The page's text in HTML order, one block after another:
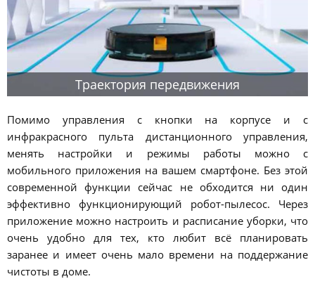
Траектория передвижения
Помимо управления с кнопки на корпусе и с
инфракрасного пульта дистанционного управления,
менять настройки и режимы работы можно с
мобильного приложения на вашем смартфоне. Без этой
современной функции сейчас не обходится ни один
эффективно функционирующий робот-пылесос. Через
приложение можно настроить и расписание уборки, что
очень удобно для тех, кто любит всё планировать
заранее и имеет очень мало времени на поддержание
чистоты в доме.